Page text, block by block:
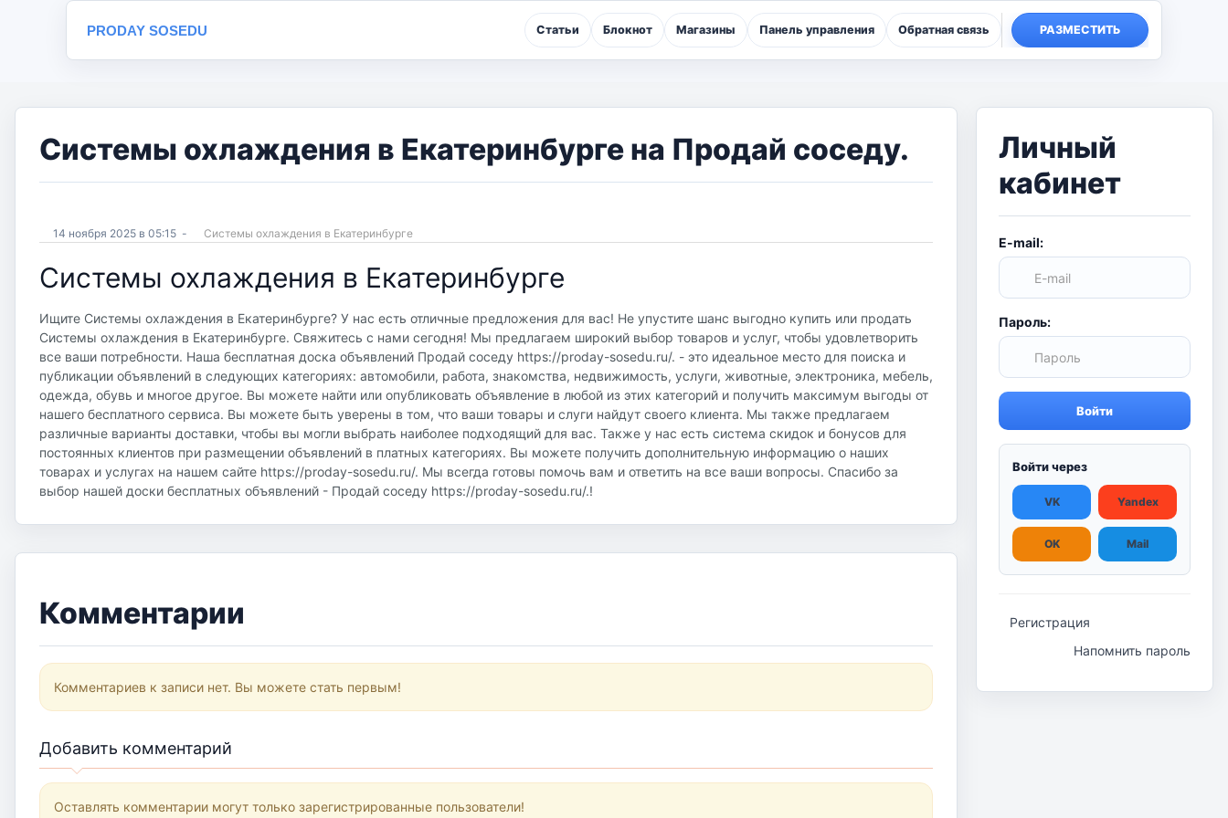
PRODAY SOSEDU Статьи Блокнот Магазины Панель управления Обратная связь РАЗМЕСТИТЬ
Системы охлаждения в Екатеринбурге на Продай соседу.
14 ноября 2025 в 05:15 - Системы охлаждения в Екатеринбурге
Системы охлаждения в Екатеринбурге
Ищите Системы охлаждения в Екатеринбурге? У нас есть отличные предложения для вас! Не упустите шанс выгодно купить или продать
Системы охлаждения в Екатеринбурге. Свяжитесь с нами сегодня! Мы предлагаем широкий выбор товаров и услуг, чтобы удовлетворить
все ваши потребности. Наша бесплатная доска объявлений Продай соседу https://proday-sosedu.ru/. - это идеальное место для поиска и
публикации объявлений в следующих категориях: автомобили, работа, знакомства, недвижимость, услуги, животные, электроника, мебель,
одежда, обувь и многое другое. Вы можете найти или опубликовать объявление в любой из этих категорий и получить максимум выгоды от
нашего бесплатного сервиса. Вы можете быть уверены в том, что ваши товары и слуги найдут своего клиента. Мы также предлагаем
различные варианты доставки, чтобы вы могли выбрать наиболее подходящий для вас. Также у нас есть система скидок и бонусов для
постоянных клиентов при размещении объявлений в платных категориях. Вы можете получить дополнительную информацию о наших
товарах и услугах на нашем сайте https://proday-sosedu.ru/. Мы всегда готовы помочь вам и ответить на все ваши вопросы. Спасибо за
выбор нашей доски бесплатных объявлений - Продай соседу https://proday-sosedu.ru/.!
Комментарии
Комментариев к записи нет. Вы можете стать первым!
Добавить комментарий
Оставлять комментарии могут только зарегистрированные пользователи!
Личный
кабинет
E-mail:
Пароль:
Войти
Войти через
VK Yandex
OK Mail
Регистрация
Напомнить пароль